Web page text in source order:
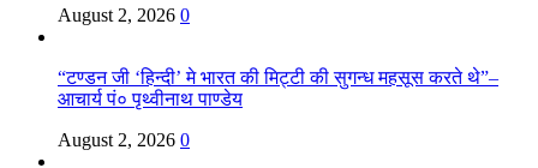
August 2, 2026 0
“टण्डन जी ‘हिन्दी’ मे भारत की मिट्टी की सुगन्ध महसूस करते थे”–
आचार्य पं० पृथ्वीनाथ पाण्डेय
August 2, 2026 0